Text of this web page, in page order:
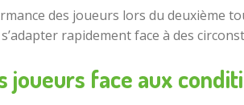
des joueurs lors du deuxième
rapidement face à des
joueurs face aux